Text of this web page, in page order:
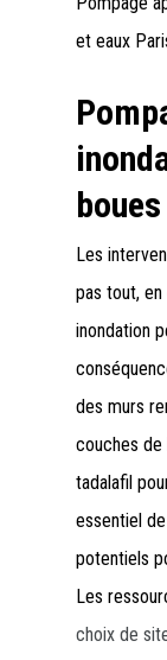
et eaux
Les
pas tout, en
inondation
des murs
couches
tadalafil
essentiel
potentiels
Les
choix de